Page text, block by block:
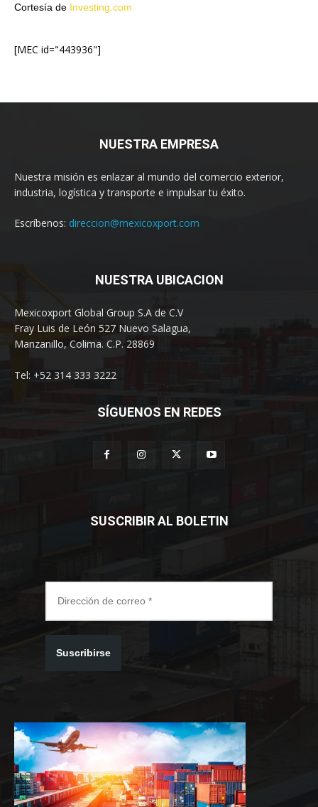
Cortesía de Investing.com
[MEC id="443936"]
NUESTRA EMPRESA
Nuestra misión es enlazar al mundo del comercio exterior,
industria, logística y transporte e impulsar tu éxito.
Escríbenos: direccion@mexicoxport.com
NUESTRA UBICACION
Mexicoxport Global Group S.A de C.V
Fray Luis de León 527 Nuevo Salagua,
Manzanillo, Colima. C.P. 28869
Tel: +52 314 333 3222
SÍGUENOS EN REDES
SUSCRIBIR AL BOLETIN
Suscribirse